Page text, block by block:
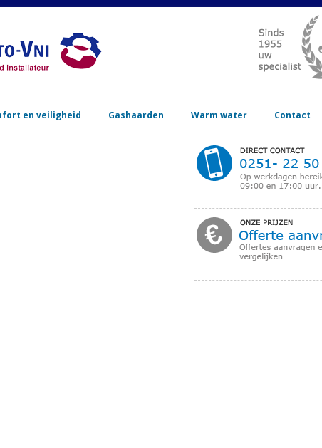
en veiligheid Gashaarden Warm water Contact